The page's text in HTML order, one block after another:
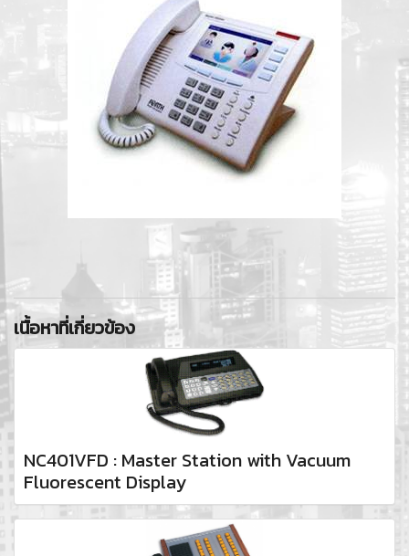
เนื้อหาที่เกี่ยวข้อง
NC401VFD : Master Station with Vacuum
Fluorescent Display